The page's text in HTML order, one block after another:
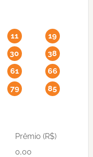
11
19
30
38
61
66
79 85
Prêmio (R$)
0,00